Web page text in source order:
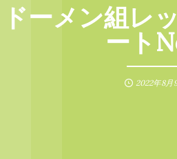
ドーメン組レ
ート
2022年8月